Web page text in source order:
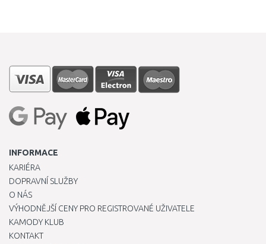
INFORMACE
KARIÉRA
DOPRAVNÍ SLUŽBY
O NÁS
VÝHODNĚJŠÍ CENY PRO REGISTROVANÉ UŽIVATELE
KAMODY KLUB
KONTAKT